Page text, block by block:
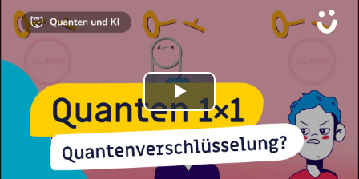
Video
abspielen